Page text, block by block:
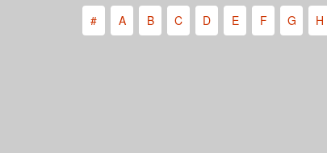
# A B C D E F G H